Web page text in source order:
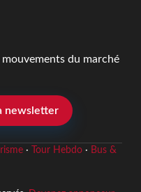
du marché
newsletter
· Tour Hebdo· Bus &